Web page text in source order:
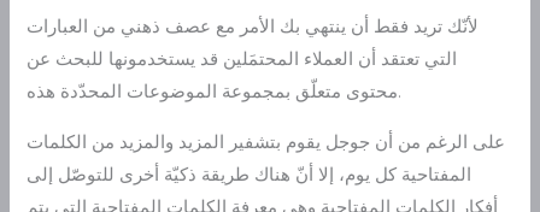
لأنّك تريد فقط أن ينتهي بك الأمر مع عصف ذهني من العبارات
التي تعتقد أن العملاء المحتمَلين قد يستخدمونها للبحث عن
محتوى متعلّق بمجموعة الموضوعات المحدّدة هذه.
على الرغم من أن جوجل يقوم بتشفير المزيد والمزيد من الكلمات
المفتاحية كل يوم، إلا أنّ هناك طريقة ذكيّة أخرى للتوصّل إلى
أفكار الكلمات المفتاحية وهي معرفة الكلمات المفتاحية التي يتم